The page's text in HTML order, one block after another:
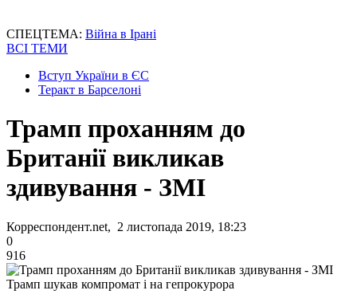
СПЕЦТЕМА: Війна в Ірані
ВСІ ТЕМИ
Вступ України в ЄС
Теракт в Барселоні
Трамп проханням до
Британії викликав
здивування - ЗМІ
Корреспондент.net, 2 листопада 2019, 18:23
0
916
Трамп шукав компромат і на гепрокурора